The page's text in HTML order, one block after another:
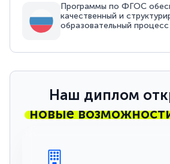
Программы по ФГОС
качественный и
образовательный процесс
Наш диплом
новые